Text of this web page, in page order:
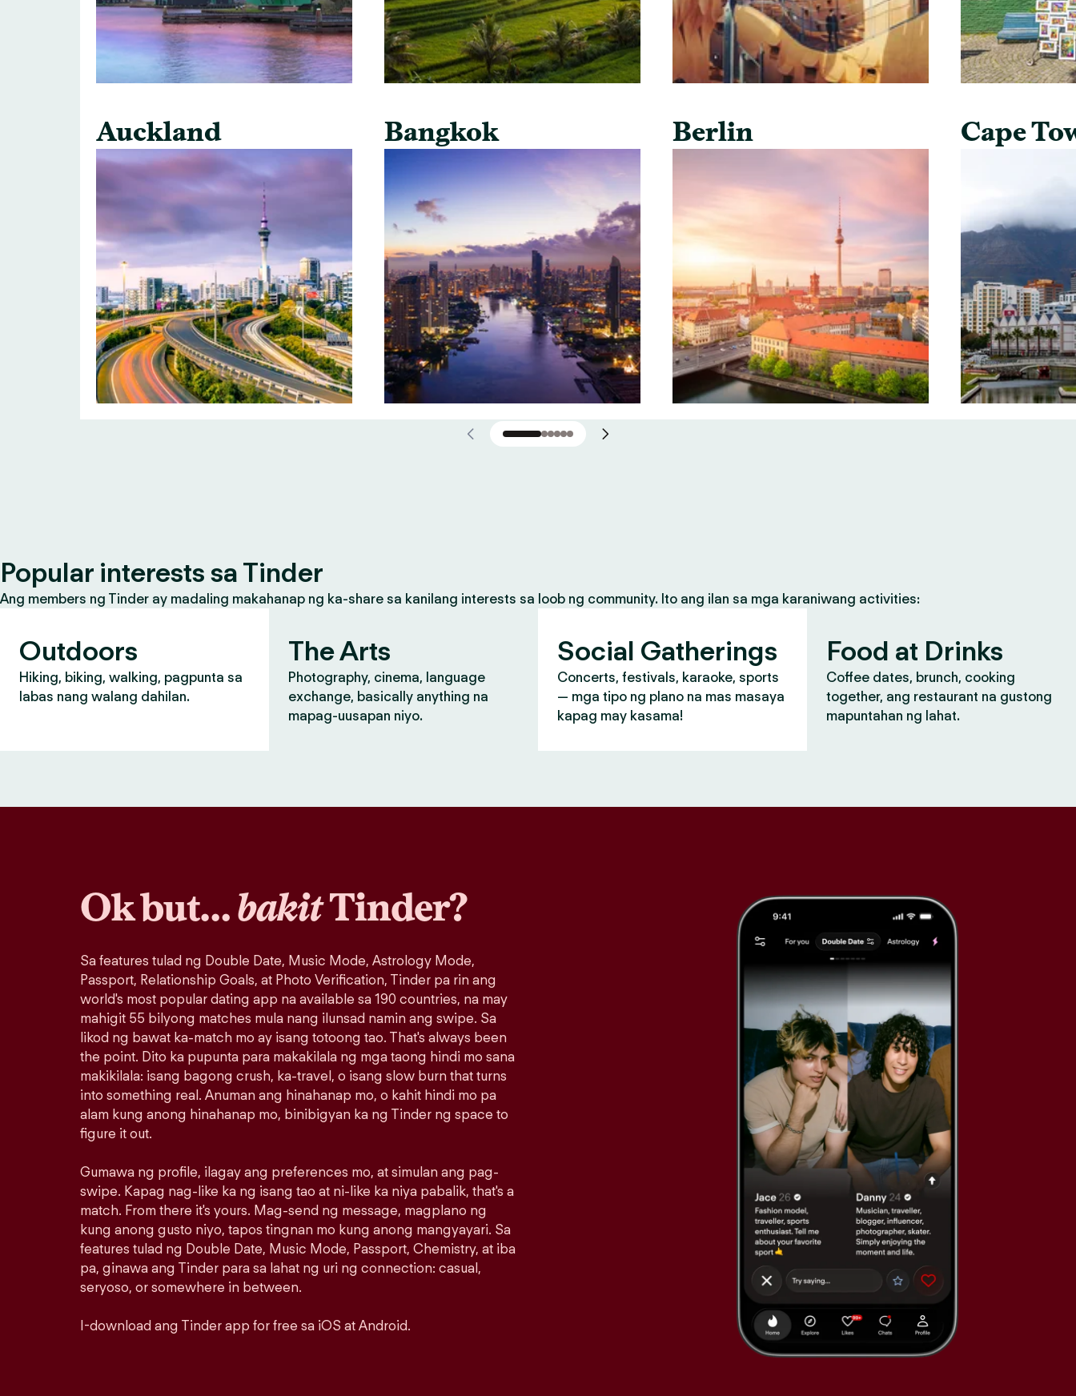
Auckland Bangkok Berlin Cape
Popular interests sa Tinder
Ang members ng Tinder ay madaling makahanap ng ka-share sa kanilang interests sa loob ng community. Ito ang ilan sa mga karaniwang activities:
Outdoors
Hiking, biking, walking, pagpunta sa
labas nang walang dahilan.
The Arts
Photography, cinema, language
exchange, basically anything na
mapag-uusapan niyo.
Social Gatherings
Concerts, festivals, karaoke, sports
— mga tipo ng plano na mas masaya
kapag may kasama!
Food at Drinks
Coffee dates, brunch, cooking
together, ang restaurant na gustong
mapuntahan ng lahat.
Ok but…bakitTinder?
Sa features tulad ng Double Date, Music Mode, Astrology Mode,
Passport, Relationship Goals, at Photo Verification, Tinder pa rin ang
world's most popular dating app na available sa 190 countries, na may
mahigit 55 bilyong matches mula nang ilunsad namin ang swipe. Sa
likod ng bawat ka-match mo ay isang totoong tao. That's always been
the point. Dito ka pupunta para makakilala ng mga taong hindi mo sana
makikilala: isang bagong crush, ka-travel, o isang slow burn that turns
into something real. Anuman ang hinahanap mo, o kahit hindi mo pa
alam kung anong hinahanap mo, binibigyan ka ng Tinder ng space to
figure it out.
Gumawa ng profile, ilagay ang preferences mo, at simulan ang pag-
swipe. Kapag nag-like ka ng isang tao at ni-like ka niya pabalik, that's a
match. From there it's yours. Mag-send ng message, magplano ng
kung anong gusto niyo, tapos tingnan mo kung anong mangyayari. Sa
features tulad ng Double Date, Music Mode, Passport, Chemistry, at iba
pa, ginawa ang Tinder para sa lahat ng uri ng connection: casual,
seryoso, or somewhere in between.
I-download ang Tinder app for free sa iOS at Android.